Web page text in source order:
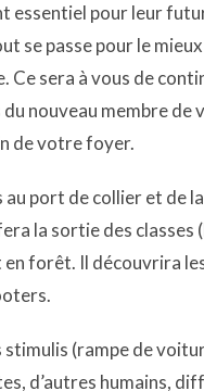
essentiel pour leur
se passe pour le
Ce sera à vous de
nouveau membre
de votre foyer.
port de collier et de
la sortie des classes
forêt. Il découvrira
(rampe de
d’autres humains,